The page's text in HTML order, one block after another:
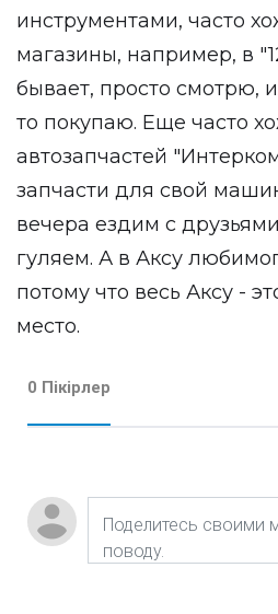
инструментами, часто
магазины, например, в
бывает, просто смотрю,
то покупаю. Еще часто
автозапчастей
запчасти для свой
вечера ездим с
гуляем. А в Аксу
потому что весь Аксу -
место.
0 Пікірлер